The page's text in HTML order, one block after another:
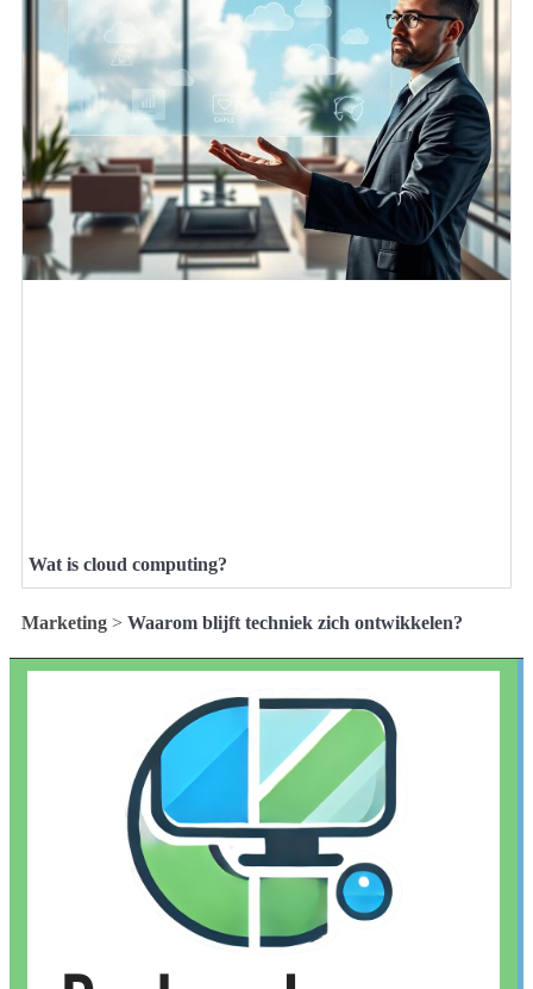
Wat is cloud computing?
Marketing > Waarom blijft techniek zich ontwikkelen?